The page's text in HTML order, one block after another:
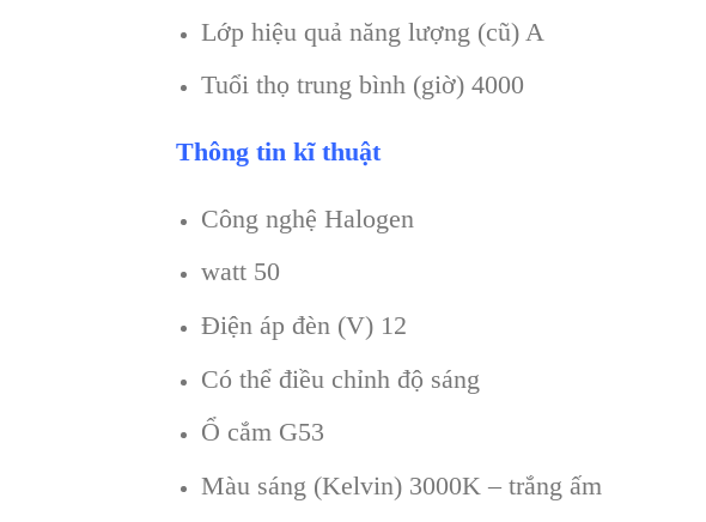
Lớp hiệu quả năng lượng (cũ) A
Tuổi thọ trung bình (giờ) 4000
Thông tin kĩ thuật
Công nghệ Halogen
watt 50
Điện áp đèn (V) 12
Có thể điều chỉnh độ sáng
Ổ cắm G53
Màu sáng (Kelvin) 3000K – trắng ấm